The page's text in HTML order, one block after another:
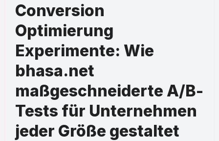
Conversion
Optimierung
Experimente: Wie
bhasa.net
maßgeschneiderte A/B-
Tests für Unternehmen
jeder Größe gestaltet